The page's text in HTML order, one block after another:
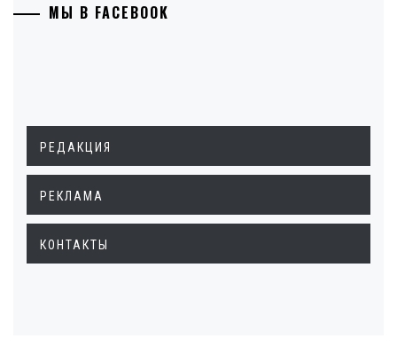
МЫ В FACEBOOK
РЕДАКЦИЯ
РЕКЛАМА
КОНТАКТЫ